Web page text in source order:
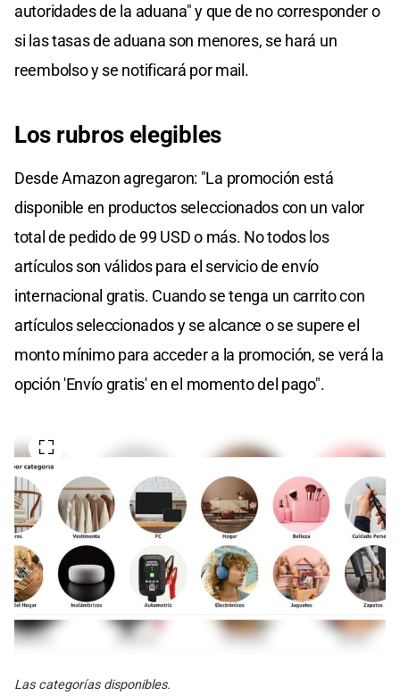
autoridades de la aduana" y que de no corresponder o
si las tasas de aduana son menores, se hará un
reembolso y se notificará por mail.
Los rubros elegibles
Desde Amazon agregaron: "La promoción está
disponible en productos seleccionados con un valor
total de pedido de 99 USD o más. No todos los
artículos son válidos para el servicio de envío
internacional gratis. Cuando se tenga un carrito con
artículos seleccionados y se alcance o se supere el
monto mínimo para acceder a la promoción, se verá la
opción 'Envío gratis' en el momento del pago".
Las categorías disponibles.